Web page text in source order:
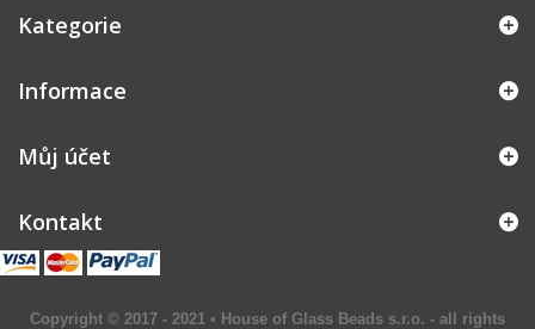
Kategorie
Informace
Můj účet
Kontakt
Copyright © 2017 - 2021 • House of Glass Beads s.r.o. - all rights